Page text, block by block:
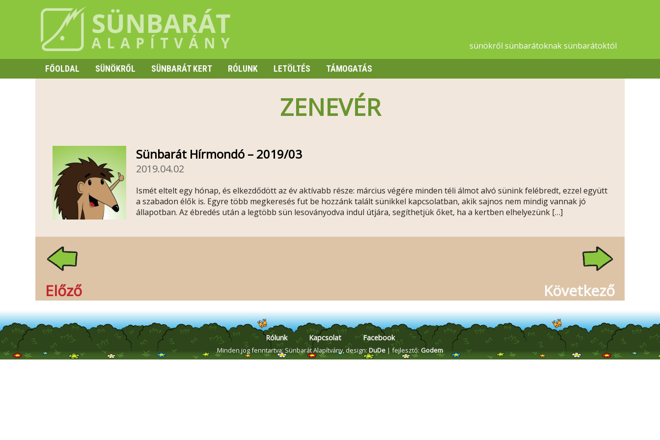
sünökről sünbarátoknak sünbarátoktól
FŐOLDAL
SÜNÖKRŐL
SÜNBARÁT KERT RÓLUNK LETÖLTÉS TÁMOGATÁS
ZENEVÉR
Sünbarát Hírmondó – 2019/03
2019.04.02
Ismét eltelt egy hónap, és elkezdődött az év aktívabb része: március végére minden téli álmot alvó sünink felébredt, ezzel együtt
a szabadon élők is. Egyre több megkeresés fut be hozzánk talált sünikkel kapcsolatban, akik sajnos nem mindig vannak jó
állapotban. Az ébredés után a legtöbb sün lesoványodva indul útjára, segíthetjük őket, ha a kertben elhelyezünk […]
Előző Következő
Rólunk Kapcsolat Facebook
Minden jog fenntartva: Sünbarát Alapítvány,design: DuDe | fejlesztő: Godem